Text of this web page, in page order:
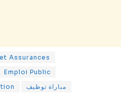
Assurances
Emploi Public
مباراة توظيف